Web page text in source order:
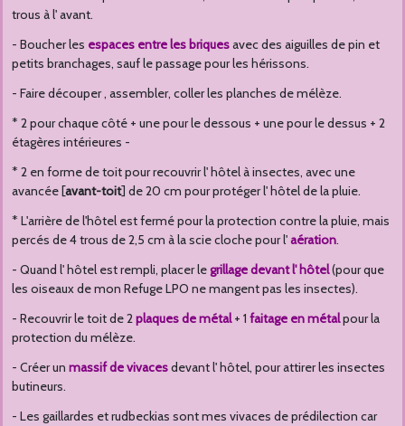
trous à l' avant.
- Boucher les espaces entre les briquesavec des aiguilles de pin et
petits branchages, sauf le passage pour les hérissons.
- Faire découper , assembler, coller les planches de mélèze.
* 2 pour chaque côté + une pour le dessous + une pour le dessus + 2
étagères intérieures -
* 2 en forme de toit pour recouvrir l' hôtel à insectes, avec une
avancée [avant-toit] de 20 cm pour protéger l' hôtel de la pluie.
* L'arrière de l'hôtel est fermé pour la protection contre la pluie, mais
percés de 4 trous de 2,5 cm à la scie cloche pour l'aération.
- Quand l' hôtel est rempli, placer legrillage devant l' hôtel(pour que
les oiseaux de mon Refuge LPO ne mangent pas les insectes).
- Recouvrir le toit de 2plaques de métal+ 1 faitage en métalpour la
protection du mélèze.
- Créer un massif de vivacesdevant l' hôtel, pour attirer les insectes
butineurs.
- Les gaillardes et rudbeckias sont mes vivaces de prédilection car